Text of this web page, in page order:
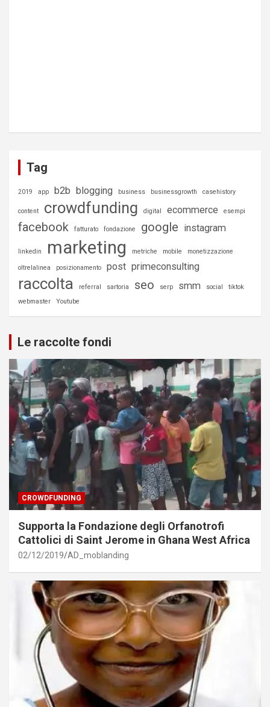
Tag
2019 app b2b blogging business businessgrowth casehistory
content crowdfunding digital ecommerce esempi
facebook fatturato fondazione google instagram
linkedin marketing metriche mobile monetizzazione
oltrelalinea posizionamento post primeconsulting
raccolta referral sartoria seo serp smm social
tiktok
webmaster
Youtube
Le raccolte fondi
CROWDFUNDING
Supporta la Fondazione degli Orfanotrofi
Cattolici di Saint Jerome in Ghana West Africa
02/12/2019 AD_moblanding